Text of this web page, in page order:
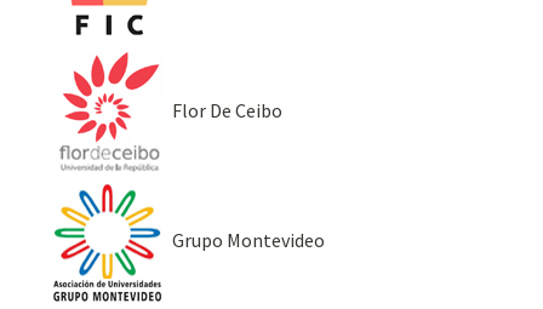
Flor De Ceibo
Grupo Montevideo